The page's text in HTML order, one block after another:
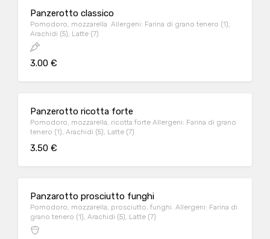
Panzerotto classico
Pomodoro, mozzarella Allergeni: Farina di grano tenero (1),
Arachidi (5), Latte (7)
3.00 €
Panzerotto ricotta forte
Pomodoro, mozzarella, ricotta forte Allergeni: Farina di grano
tenero (1), Arachidi (5), Latte (7)
3.50 €
Panzarotto prosciutto funghi
Pomodoro, mozzarella, prosciutto, funghi. Allergeni: Farina di
grano tenero (1), Arachidi (5), Latte (7)